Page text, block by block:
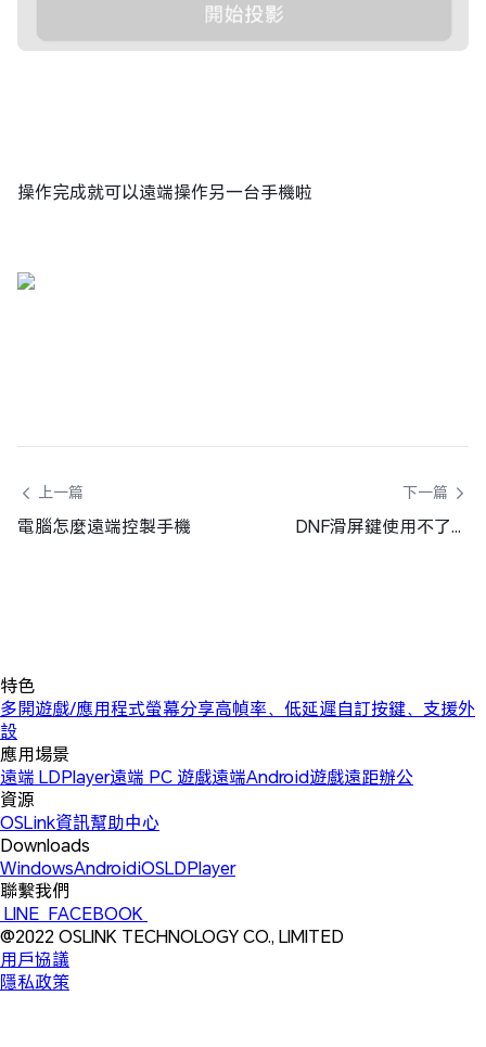
操作完成就可以遠端操作另一台手機啦
上一篇
電腦怎麼遠端控製手機
下一篇
DNF滑屏鍵使用不了怎麼辦？
特色
多開遊戲/應用程式螢幕分享高幀率、低延遲自訂按鍵、支援外
設
應用場景
遠端 LDPlayer遠端 PC 遊戲遠端Android遊戲遠距辦公
資源
OSLink資訊幫助中心
Downloads
WindowsAndroidiOSLDPlayer
聯繫我們
LINE FACEBOOK
@2022 OSLINK TECHNOLOGY CO., LIMITED
用戶協議
隱私政策